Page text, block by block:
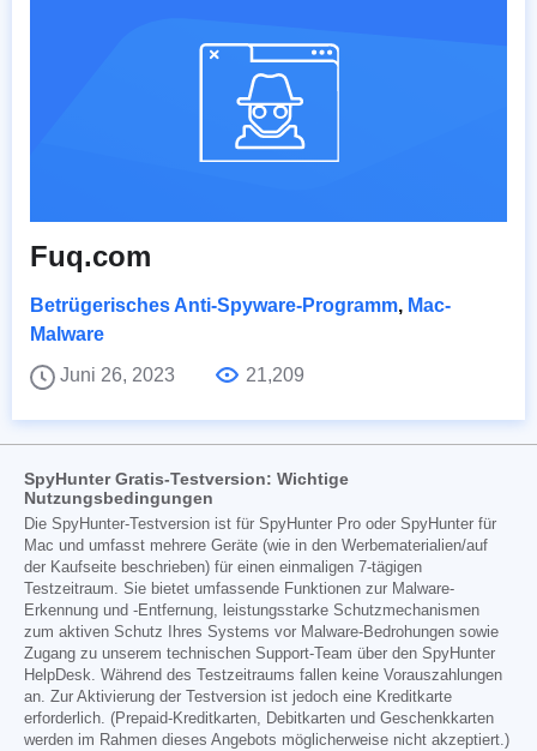
Fuq.com
Betrügerisches Anti-Spyware-Programm, Mac-
Malware
Juni 26, 2023
21,209
SpyHunter Gratis-Testversion: Wichtige
Nutzungsbedingungen
Die SpyHunter-Testversion ist für SpyHunter Pro oder SpyHunter für
Mac und umfasst mehrere Geräte (wie in den Werbematerialien/auf
der Kaufseite beschrieben) für einen einmaligen 7-tägigen
Testzeitraum. Sie bietet umfassende Funktionen zur Malware-
Erkennung und -Entfernung, leistungsstarke Schutzmechanismen
zum aktiven Schutz Ihres Systems vor Malware-Bedrohungen sowie
Zugang zu unserem technischen Support-Team über den SpyHunter
HelpDesk. Während des Testzeitraums fallen keine Vorauszahlungen
an. Zur Aktivierung der Testversion ist jedoch eine Kreditkarte
erforderlich. (Prepaid-Kreditkarten, Debitkarten und Geschenkkarten
werden im Rahmen dieses Angebots möglicherweise nicht akzeptiert.)